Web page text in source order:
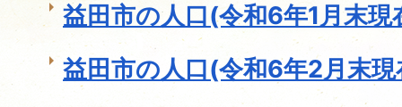
益田市の人口(令和6年1月末現
益田市の人口(令和6年2月末